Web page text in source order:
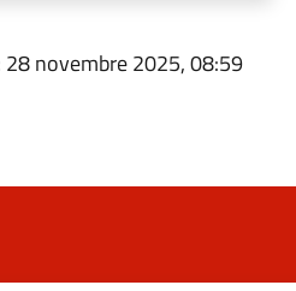
28 novembre 2025, 08:59